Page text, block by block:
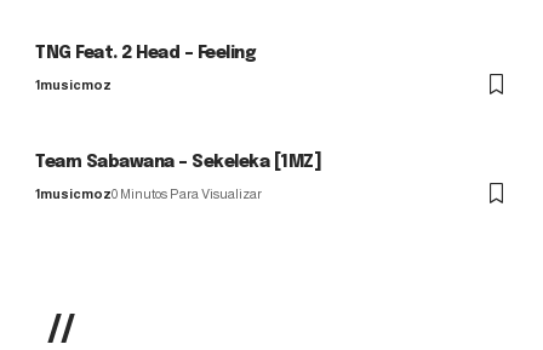
TNG Feat. 2 Head – Feeling
1musicmoz
Team Sabawana – Sekeleka [1MZ]
1musicmoz0 Minutos Para Visualizar
//